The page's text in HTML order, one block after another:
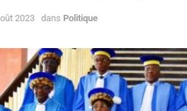
2023 dans Politique